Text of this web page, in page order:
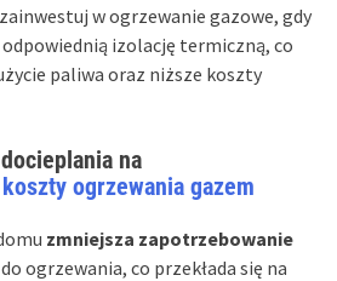
w ogrzewanie gazowe, gdy
izolację termiczną, co
paliwa oraz niższe koszty
na
koszty ogrzewania gazem
zmniejsza zapotrzebowanie
ogrzewania, co przekłada się na